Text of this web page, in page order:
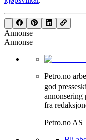
Annonse
Annonse
Petro.no
god
fra
Petro.no AS